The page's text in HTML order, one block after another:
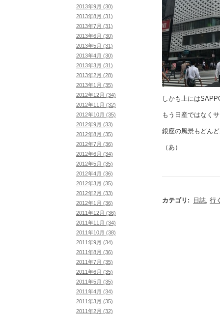
しかも上には
もう日産ではなく
銀座の風景もどん
（あ）
カテゴリ : 日誌 行
2013年9月 (30)
2013年8月 (31)
2013年7月 (31)
2013年6月 (30)
2013年5月 (31)
2013年4月 (30)
2013年3月 (31)
2013年2月 (28)
2013年1月 (35)
2012年12月 (34)
2012年11月 (32)
2012年10月 (35)
2012年9月 (33)
2012年8月 (35)
2012年7月 (36)
2012年6月 (34)
2012年5月 (35)
2012年4月 (36)
2012年3月 (35)
2012年2月 (33)
2012年1月 (36)
2011年12月 (36)
2011年11月 (34)
2011年10月 (38)
2011年9月 (34)
2011年8月 (36)
2011年7月 (35)
2011年6月 (35)
2011年5月 (35)
2011年4月 (34)
2011年3月 (35)
2011年2月 (32)